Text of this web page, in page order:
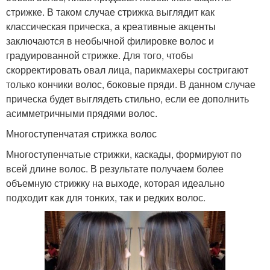
стрижке. В таком случае стрижка выглядит как
классическая прическа, а креативные акценты
заключаются в необычной филировке волос и
градуированной стрижке. Для того, чтобы
скорректировать овал лица, парикмахеры состригают
только кончики волос, боковые пряди. В данном случае
прическа будет выглядеть стильно, если ее дополнить
асимметричными прядями волос.
Многоступенчатая стрижка волос
Многоступенчатые стрижки, каскады, формируют по
всей длине волос. В результате получаем более
объемную стрижку на выходе, которая идеально
подходит как для тонких, так и редких волос.